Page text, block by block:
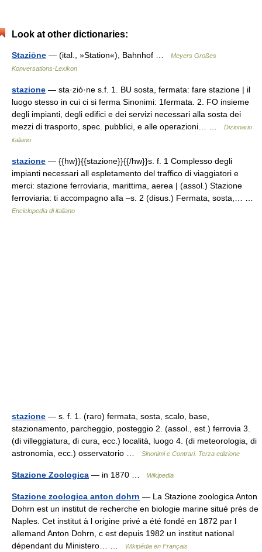
Look at other dictionaries:
Staziōne — (ital., »Station«), Bahnhof …
Meyers Großes
Konversations-Lexikon
stazione — sta·zió·ne s.f. 1. BU sosta, fermata: fare stazione | il
luogo stesso in cui ci si ferma Sinonimi: 1fermata. 2. FO insieme
degli impianti, degli edifici e dei servizi necessari alla sosta dei
mezzi di trasporto, spec. pubblici, e alle operazioni… …
Dizionario
italiano
stazione — {{hw}}{{stazione}}{{/hw}}s. f. 1 Complesso degli
impianti necessari all espletamento del traffico di viaggiatori e
merci: stazione ferroviaria, marittima, aerea | (assol.) Stazione
ferroviaria: ti accompagno alla –s. 2 (disus.) Fermata, sosta,… …
Enciclopedia di italiano
stazione — s. f. 1. (raro) fermata, sosta, scalo, base,
stazionamento, parcheggio, posteggio 2. (assol., est.) ferrovia 3.
(di villeggiatura, di cura, ecc.) località, luogo 4. (di meteorologia, di
astronomia, ecc.) osservatorio …
Sinonimi e Contrari. Terza edizione
Stazione Zoologica — in 1870 … Wikipedia
Stazione zoologica anton dohrn — La Stazione zoologica Anton
Dohrn est un institut de recherche en biologie marine situé près de
Naples. Cet institut à l origine privé a été fondé en 1872 par l
allemand Anton Dohrn, c est depuis 1982 un institut national
dépendant du Ministero… …
Wikipédia en Français